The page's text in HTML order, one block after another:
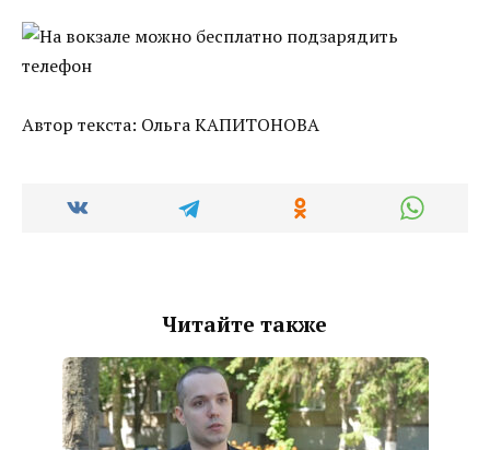
Автор текста: Ольга КАПИТОНОВА
Читайте также